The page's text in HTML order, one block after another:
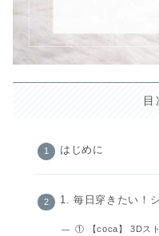
目
はじめに
1. 毎日穿きたい！
① 【coca】 3Dス